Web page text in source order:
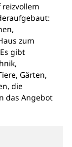
zum
gibt
Gärten,
die
das Angebot